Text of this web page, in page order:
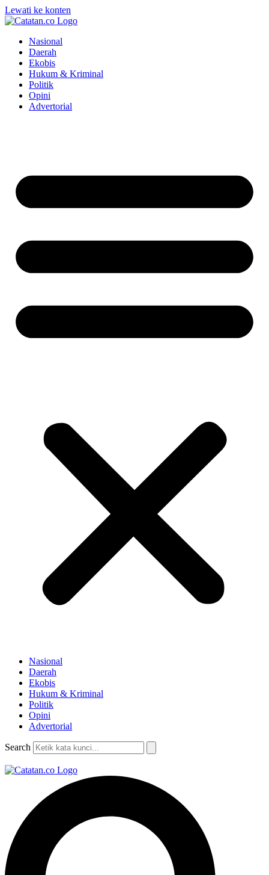
Lewati ke konten
Nasional
Daerah
Ekobis
Hukum & Kriminal
Politik
Opini
Advertorial
Nasional
Daerah
Ekobis
Hukum & Kriminal
Politik
Opini
Advertorial
Search